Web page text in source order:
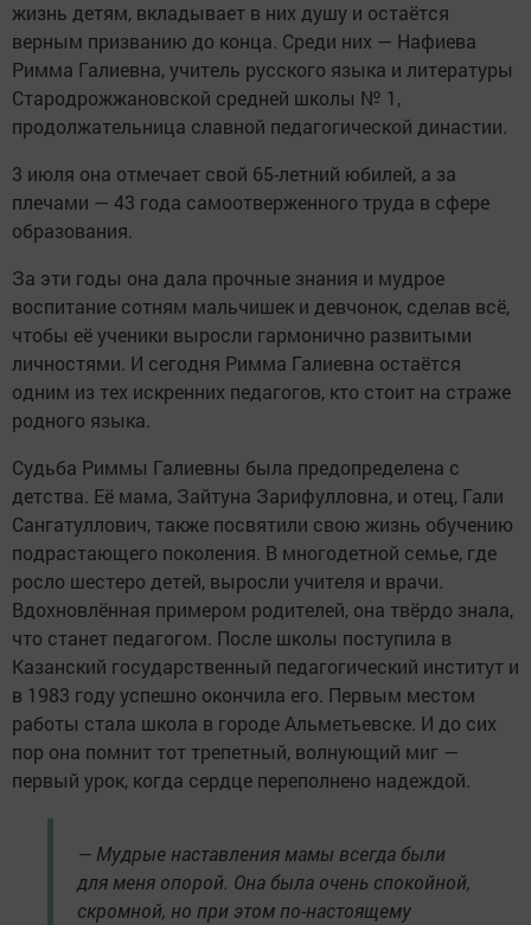
жизнь детям, вкладывает в них душу и остаётся
верным призванию до конца. Среди них — Нафиева
Римма Галиевна, учитель русского языка и литературы
Стародрожжановской средней школы № 1,
продолжательница славной педагогической династии.
3 июля она отмечает свой 65-летний юбилей, а за
плечами — 43 года самоотверженного труда в сфере
образования.
За эти годы она дала прочные знания и мудрое
воспитание сотням мальчишек и девчонок, сделав всё,
чтобы её ученики выросли гармонично развитыми
личностями. И сегодня Римма Галиевна остаётся
одним из тех искренних педагогов, кто стоит на страже
родного языка.
Судьба Риммы Галиевны была предопределена с
детства. Её мама, Зайтуна Зарифулловна, и отец, Гали
Сангатуллович, также посвятили свою жизнь обучению
подрастающего поколения. В многодетной семье, где
росло шестеро детей, выросли учителя и врачи.
Вдохновлённая примером родителей, она твёрдо знала,
что станет педагогом. После школы поступила в
Казанский государственный педагогический институт и
в 1983 году успешно окончила его. Первым местом
работы стала школа в городе Альметьевске. И до сих
пор она помнит тот трепетный, волнующий миг —
первый урок, когда сердце переполнено надеждой.
— Мудрые наставления мамы всегда были
для меня опорой. Она была очень спокойной,
скромной, но при этом по-настоящему